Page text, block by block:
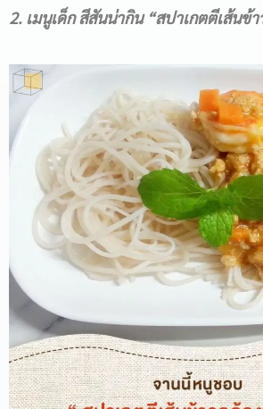
2. เมนูเด็กสีสันน่ากิน “สปาเกตตีเส้นข้